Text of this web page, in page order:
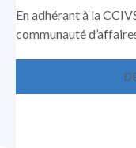
En adhérant à la
communauté